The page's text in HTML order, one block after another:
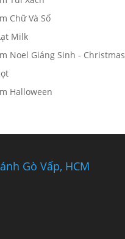
Chữ Và Số
Milk
Noel Giáng Sinh - Christmas
Halloween
Gò Vấp, HCM